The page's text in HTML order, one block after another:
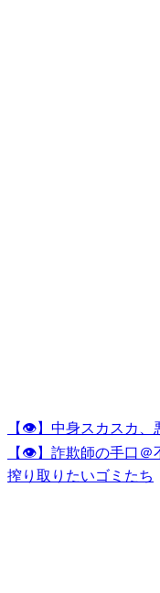
【👁】中身スカスカ、
【👁】詐欺師の手口＠
搾り取りたいゴミたち